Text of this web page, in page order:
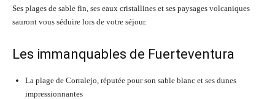
Ses plages de sable fin, ses eaux cristallines et ses paysages volcaniques
sauront vous séduire lors de votre séjour.
Les immanquables de Fuerteventura
La plage de Corralejo, réputée pour son sable blanc et ses dunes
impressionnantes